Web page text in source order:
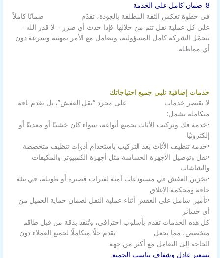
8. ضمان كامل على الخدمة
في خطوة تعكس الثقة المطلقة بالجودة، تقدّم
ضمانًا كاملاً
على كل عملية نقل تتم من خلالها. فإذا حدث أي ضرر – لا قدر الله –
تتحمّل الشركة كامل المسؤولية، وتتعامل مع الأمر بمهنية وسرعة دون
أي مماطلة.
خدمات إضافية تلبي جميع احتياجاتك
لا تقتصر خدمات
على مجرد “نقل العفش”، بل تقدم باقة
متكاملة تشمل:
•خدمة فك وتركيب الأثاث بجميع أنواعه، سواء كان خشبيًا أو معدنيًا أو
إلكترونيًا
•خدمة تنظيف الأثاث بعد التركيب باستخدام أدوات تنظيف متخصصة
•نقل وتوصيل الأجهزة الحساسة مثل أجهزة الكمبيوتر والمكيفات
والشاشات
•تخزين العفش في مستودعات آمنة لفترات قصيرة أو طويلة، في بيئة
جافة ومحكمة الإغلاق
•تأمين شامل على العفش أثناء عملية النقل لضمان حماية العميل من
أي خسائر
كل هذه الخدمات تقدم بأسلوب احترافي، وتُنفذ بدقة من قبل طاقم
متخصص، مما يجعل
تقدم حلًا متكاملًا لجميع العملاء دون
الحاجة إلى التعامل مع أكثر من جهة.
تسعير عادل وشفاف يناسب الجميع